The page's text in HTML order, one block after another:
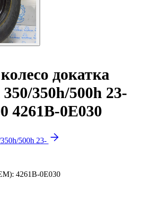
докатка
350h/500h 23-
4261B-0E030
500h 23-
4261B-0E030